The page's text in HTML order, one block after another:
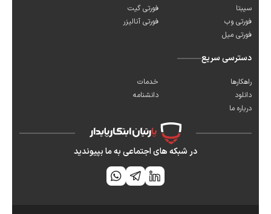
سیبتا
فورتی گیت
فورتی وب
فورتی آنالیزر
فورتی میل
دسترسی سریع
راهکارها
خدمات
دانلود
دانشنامه
درباره ما
در شبکه های اجتماعی به ما بپیوندید